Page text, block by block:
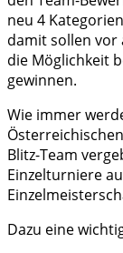
neu 4
damit sollen vor
die Möglichkeit
gewinnen.
Wie immer
Blitz-Team
Einzelturniere
Dazu eine